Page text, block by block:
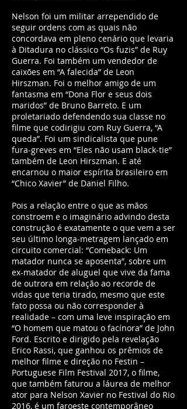
Nelson foi um militar arrependido de
seguir ordens com as quais não
concordava em pleno cenário que levaria
à Ditadura no clássico “Os fuzis” de Ruy
Guerra. Foi também um vendedor de
caixões em “A falecida” de Leon
Hirszman. Foi o melhor amigo de um
fantasma em “Dona Flor e seus dois
maridos” de Bruno Barreto. E um
proletariado defendendo sua classe no
filme que codirigiu com Ruy Guerra, “A
queda”. Foi um sindicalista que pune
fura-greves em “Eles não usam black-tie”
também de Leon Hirszman. E até
encarnou o maior espírita brasileiro em
“Chico Xavier” de Daniel Filho.
Pois a relação entre o que as mãos
constroem e o imaginário advindo desta
construção é exatamente o que vem a ser
seu último longa-metragem lançado em
circuito comercial: “Comeback: Um
matador nunca se aposenta”, sobre um
ex-matador de aluguel que vive da fama
de outrora em relação ao recorde de
vidas que teria tirado, mesmo que este
fato possa ou não corresponder à
realidade – com uma leve inspiração em
“O homem que matou o facínora” de John
Ford. Escrito e dirigido pela revelação
Erico Rassi, que ganhou os prêmios de
melhor filme e direção no Festin –
Portuguese Film Festival 2017, o filme,
que também faturou a láurea de melhor
ator para Nelson Xavier no Festival do Rio
2016, é um faroeste contemporâneo